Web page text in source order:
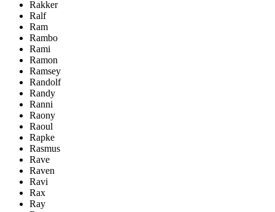
Rakker
Ralf
Ram
Rambo
Rami
Ramon
Ramsey
Randolf
Randy
Ranni
Raony
Raoul
Rapke
Rasmus
Rave
Raven
Ravi
Rax
Ray